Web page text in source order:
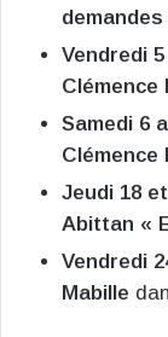
Vendredi 5
Clémence
Samedi 6
Clémence
Jeudi 18
Abittan «
Vendredi
Mabille